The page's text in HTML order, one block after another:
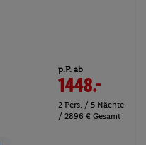
p.P. ab
1448.-
2 Pers. / 5 Nächte
/ 2896 € Gesamt